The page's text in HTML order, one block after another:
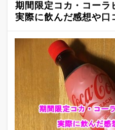
期間限定コカ・コーラ
実際に飲んだ感想や口